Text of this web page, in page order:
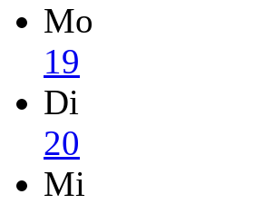
Mo
19
Di
20
Mi